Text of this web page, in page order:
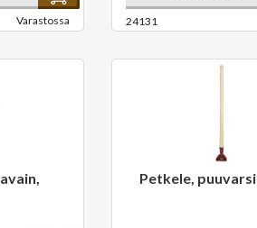
Varastossa 24131
Petkele, puuvarsi